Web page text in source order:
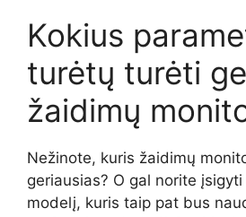
Kokius
turėtų turėti
žaidimų
Nežinote, kuris žaidimų
geriausias? O gal norite
modelį, kuris taip pat bus